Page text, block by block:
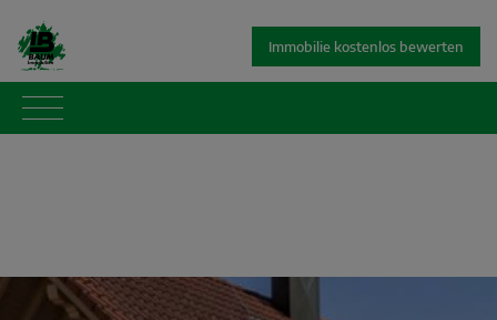
Immobilie kostenlos bewerten